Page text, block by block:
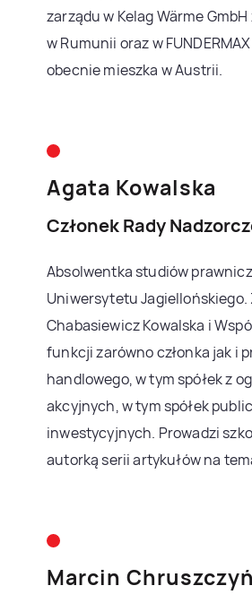
zarządu w Kelag Wärme
w Rumunii oraz w
obecnie mieszka w Austrii.
Agata Kowalska
Członek Rady
Absolwentka studiów
Uniwersytetu Jagiellońskiego.
Chabasiewicz Kowalska i
funkcji zarówno członka jak i
handlowego, w tym spółek z
akcyjnych, w tym spółek
inwestycyjnych. Prowadzi
autorką serii artykułów na
Marcin